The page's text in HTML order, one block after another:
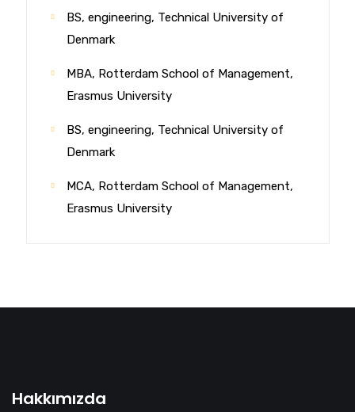
BS, engineering, Technical University of
Denmark
MBA, Rotterdam School of Management,
Erasmus University
BS, engineering, Technical University of
Denmark
MCA, Rotterdam School of Management,
Erasmus University
Hakkımızda